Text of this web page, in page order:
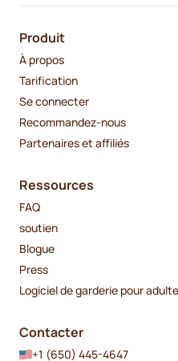
Produit
À propos
Tarification
Se connecter
Recommandez-nous
Partenaires et affiliés
Ressources
FAQ
soutien
Blogue
Press
Logiciel de garderie pour
Contacter
+1 (650) 445-4647